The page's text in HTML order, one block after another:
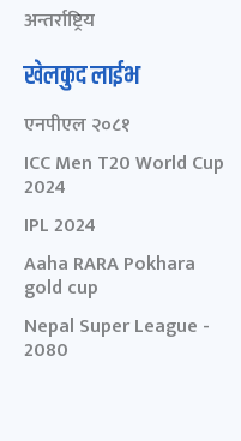
अन्तर्राष्ट्रिय
खेलकुद लाईभ
एनपीएल २०८१
ICC Men T20 World Cup
2024
IPL 2024
Aaha RARA Pokhara
gold cup
Nepal Super League -
2080